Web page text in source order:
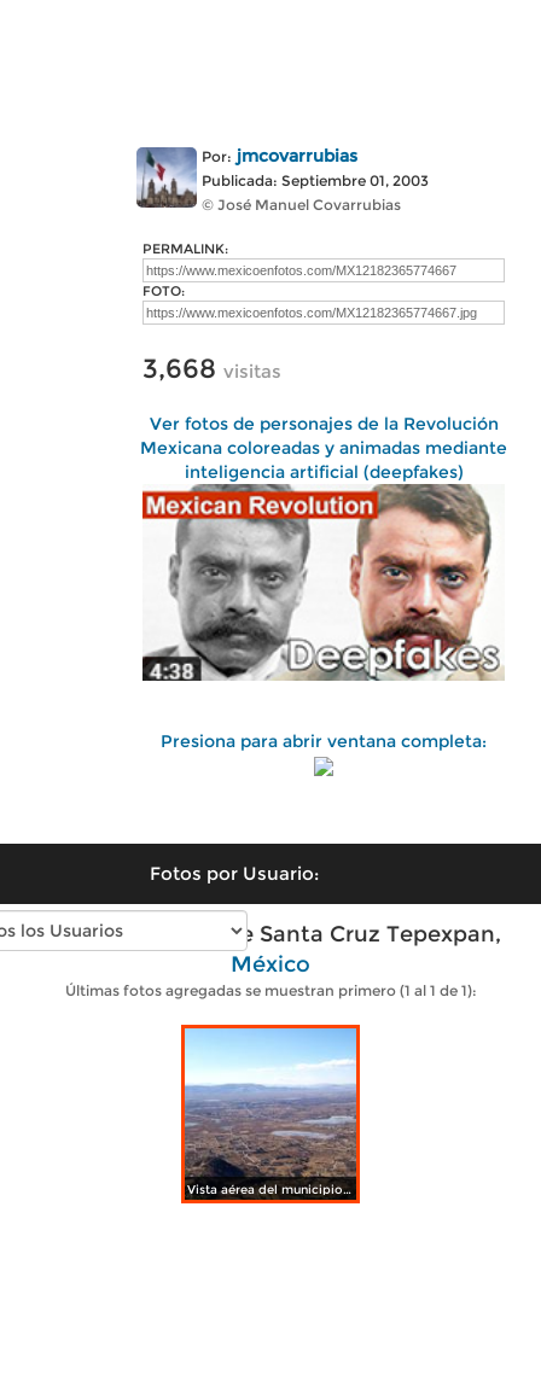
Por: jmcovarrubias
Publicada: Septiembre 01, 2003
© José Manuel Covarrubias
PERMALINK:
FOTO:
3,668 visitas
Ver fotos de personajes de la Revolución
Mexicana coloreadas y animadas mediante
inteligencia artificial (deepfakes)
Presiona para abrir ventana completa:
Fotos por Usuario:
Fotos modernas de Santa Cruz Tepexpan,
México
Últimas fotos agregadas se muestran primero (1 al 1 de 1):
Vista aérea del municipio de Jiquipilco